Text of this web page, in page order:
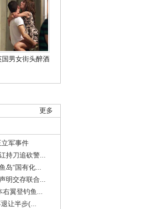
国男女街头醉酒
更多
立军事件
持刀追砍警...
岛“国有化...
明交存联合...
翼登钓鱼...
让半步(...